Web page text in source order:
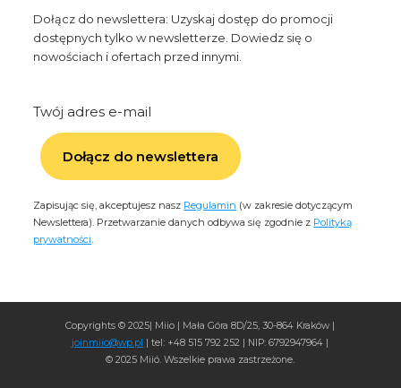
Dołącz do newslettera: Uzyskaj dostęp do promocji
dostępnych tylko w newsletterze. Dowiedz się o
nowościach i ofertach przed innymi.
Twój adres e-mail
Dołącz do newslettera
Zapisując się, akceptujesz nasz Regulamin (w zakresie dotyczącym
Newslettera). Przetwarzanie danych odbywa się zgodnie z Polityką
prywatności
Copyrights © 2025| Miio | Mała Góra 8D/25, 30-864 Kraków |
joinmiio@wp.pl | tel: +48 515 792 252 | NIP: 6792947964 |
© 2025 Miió. Wszelkie prawa zastrzeżone.